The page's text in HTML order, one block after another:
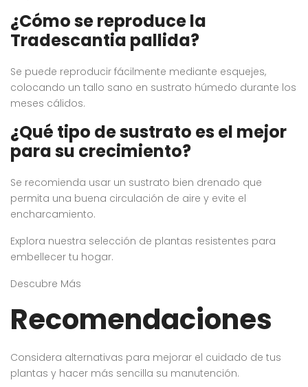
¿Cómo se reproduce la
Tradescantia pallida?
Se puede reproducir fácilmente mediante esquejes,
colocando un tallo sano en sustrato húmedo durante los
meses cálidos.
¿Qué tipo de sustrato es el mejor
para su crecimiento?
Se recomienda usar un sustrato bien drenado que
permita una buena circulación de aire y evite el
encharcamiento.
Explora nuestra selección de plantas resistentes para
embellecer tu hogar.
Descubre Más
Recomendaciones
Considera alternativas para mejorar el cuidado de tus
plantas y hacer más sencilla su manutención.